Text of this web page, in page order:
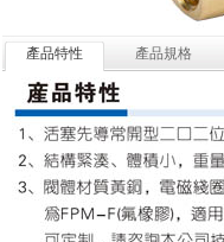
產品特性 產品規格